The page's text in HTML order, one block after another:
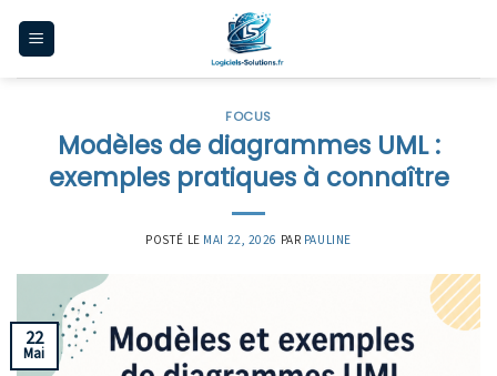
FOCUS
Modèles de diagrammes UML :
exemples pratiques à connaître
POSTÉ LE MAI 22, 2026 PAR PAULINE
22
Mai